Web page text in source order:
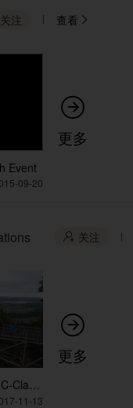
关注 查看 
Event
09-20

更多
 关注
Class
11-13

更多